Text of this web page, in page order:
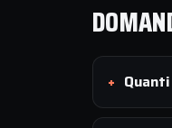
Quanti